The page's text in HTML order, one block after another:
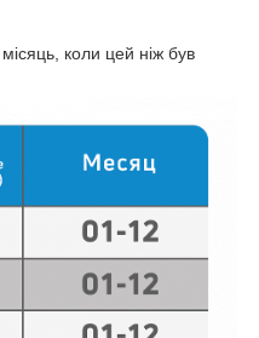
коли цей ніж був